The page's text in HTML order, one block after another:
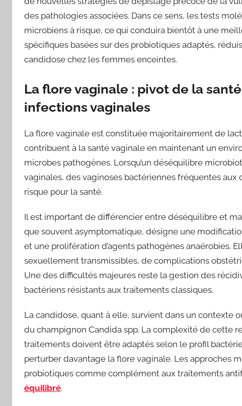
des pathologies associées. Dans ce sens, les tests
microbiens à risque, ce qui conduira bientôt à une
spécifiques basées sur des probiotiques adaptés,
candidose chez les femmes enceintes.
La flore vaginale : pivot de la
infections vaginales
La flore vaginale est constituée majoritairement de
contribuent à la santé vaginale en maintenant un
microbes pathogènes. Lorsqu’un déséquilibre
vaginales, des vaginoses bactériennes fréquentes
risque pour la santé.
Il est important de différencier entre déséquilibre et
que souvent asymptomatique, désigne une
et une prolifération d’agents pathogènes anaérobies.
sexuellement transmissibles, de complications
Une des difficultés majeures reste la gestion des
bactériens résistants aux traitements classiques.
La candidose, quant à elle, survient dans un contexte
du champignon Candida spp. La complexité de cette
traitements doivent être adaptés selon le profil
perturber davantage la flore vaginale. Les approches
probiotiques comme complément aux traitements
équilibré.